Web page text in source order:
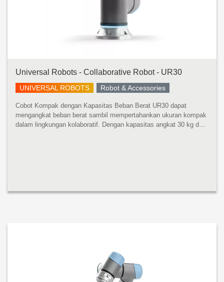
Universal Robots - Collaborative Robot - UR30
UNIVERSAL ROBOTS Robot & Accessories
Cobot Kompak dengan Kapasitas Beban Berat UR30 dapat
mengangkat beban berat sambil mempertahankan ukuran kompak
dalam lingkungan kolaboratif. Dengan kapasitas angkat 30 kg dan